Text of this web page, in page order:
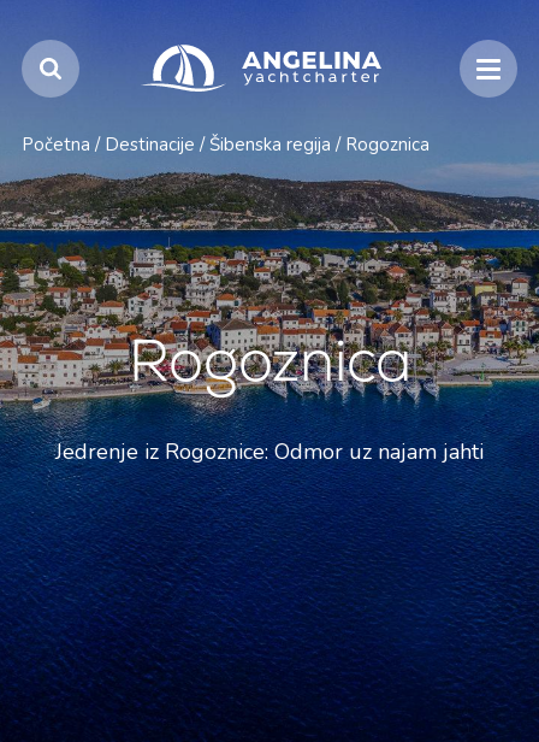
Početna / Destinacije / Šibenska regija / Rogoznica
Rogoznica
Jedrenje iz Rogoznice: Odmor uz najam jahti